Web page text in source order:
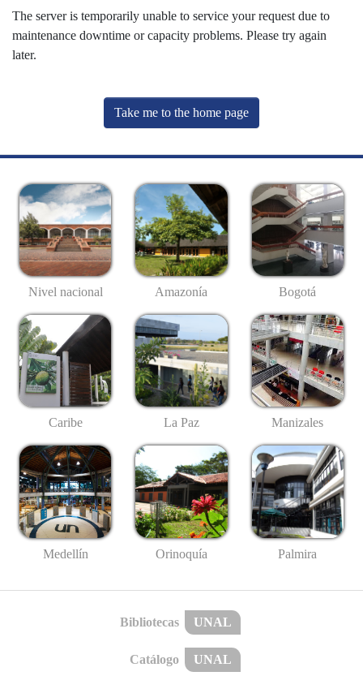
The server is temporarily unable to service your request due to
maintenance downtime or capacity problems. Please try again
later.
Take me to the home page
Nivel nacional Amazonía Bogotá
Caribe La Paz Manizales
Medellín Orinoquía Palmira
Bibliotecas UNAL
Catálogo UNAL